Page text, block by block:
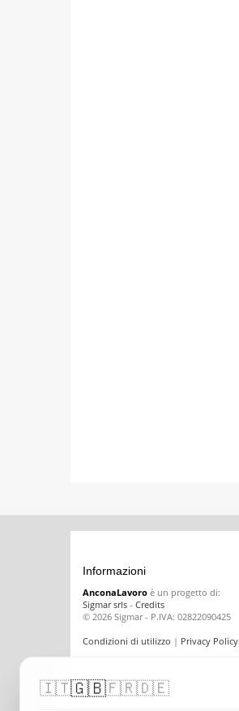
Informazioni
AnconaLavoro è un progetto di:
Sigmar srls - Credits
© 2026 Sigmar - P.IVA: 02822090425
Condizioni di utilizzo | Privacy Policy
🇮🇹🇬🇧🇫🇷🇩🇪